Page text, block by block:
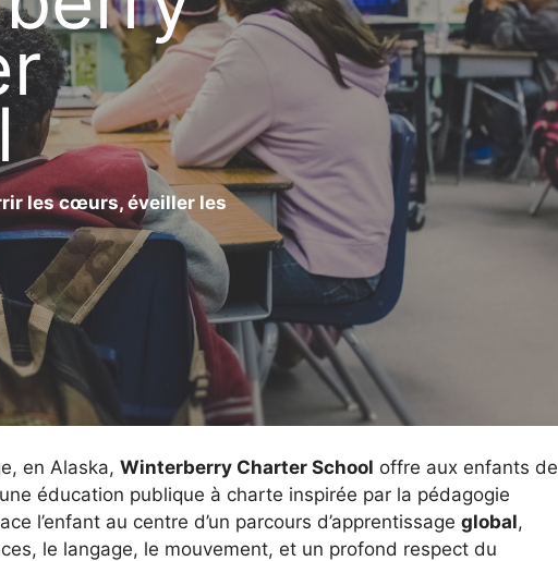
les cœurs, éveiller les
en Alaska, Winterberry Charter School offre aux enfants de
éducation publique à charte inspirée par la pédagogie
l’enfant au centre d’un parcours d’apprentissage global,
le langage, le mouvement, et un profond respect du